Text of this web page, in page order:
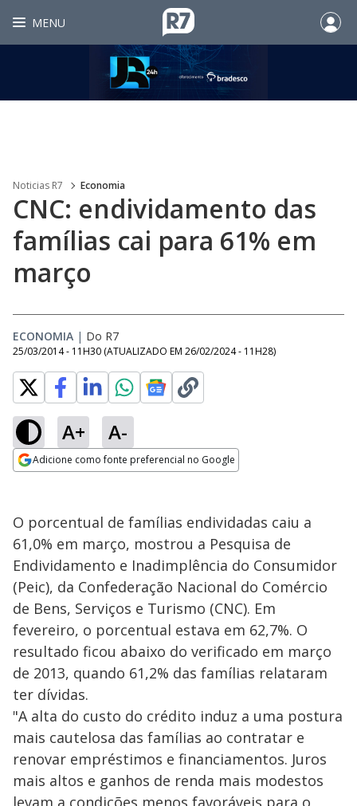
MENU
Noticias R7 Economia
CNC: endividamento das
famílias cai para 61% em
março
ECONOMIA | Do R7
25/03/2014 - 11H30 (ATUALIZADO EM 26/02/2024 - 11H28)
A+ A-
Adicione como fonte preferencial no Google
O porcentual de famílias endividadas caiu a
61,0% em março, mostrou a Pesquisa de
Endividamento e Inadimplência do Consumidor
(Peic), da Confederação Nacional do Comércio
de Bens, Serviços e Turismo (CNC). Em
fevereiro, o porcentual estava em 62,7%. O
resultado ficou abaixo do verificado em março
de 2013, quando 61,2% das famílias relataram
ter dívidas.
"A alta do custo do crédito induz a uma postura
mais cautelosa das famílias ao contratar e
renovar empréstimos e financiamentos. Juros
mais altos e ganhos de renda mais modestos
levam a condições menos favoráveis para o